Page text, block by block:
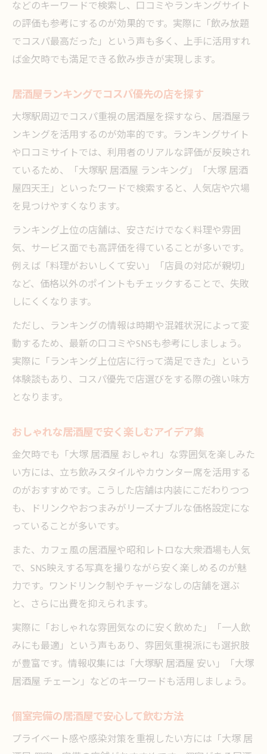
などのキーワードで検索し、口コミやランキングサイト
の評価も参考にするのが効果的です。実際に「飲み放題
でコスパ最高だった」という声も多く、上手に活用すれ
ば金欠時でも満足できる飲み歩きが実現します。
居酒屋ランキングでコスパ優先の店を探す
大塚駅周辺でコスパ重視の居酒屋を探すなら、居酒屋ラ
ンキングを活用するのが効率的です。ランキングサイト
や口コミサイトでは、利用者のリアルな評価が反映され
ているため、「大塚駅 居酒屋 ランキング」「大塚 居酒
屋四天王」といったワードで検索すると、人気店や穴場
を見つけやすくなります。
ランキング上位の店舗は、安さだけでなく料理や雰囲
気、サービス面でも高評価を得ていることが多いです。
例えば「料理がおいしくて安い」「店員の対応が親切」
など、価格以外のポイントもチェックすることで、失敗
しにくくなります。
ただし、ランキングの情報は時期や混雑状況によって変
動するため、最新の口コミやSNSも参考にしましょう。
実際に「ランキング上位店に行って満足できた」という
体験談もあり、コスパ優先で店選びをする際の強い味方
となります。
おしゃれな居酒屋で安く楽しむアイデア集
金欠時でも「大塚 居酒屋 おしゃれ」な雰囲気を楽しみた
い方には、立ち飲みスタイルやカウンター席を活用する
のがおすすめです。こうした店舗は内装にこだわりつつ
も、ドリンクやおつまみがリーズナブルな価格設定にな
っていることが多いです。
また、カフェ風の居酒屋や昭和レトロな大衆酒場も人気
で、SNS映えする写真を撮りながら安く楽しめるのが魅
力です。ワンドリンク制やチャージなしの店舗を選ぶ
と、さらに出費を抑えられます。
実際に「おしゃれな雰囲気なのに安く飲めた」「一人飲
みにも最適」という声もあり、雰囲気重視派にも選択肢
が豊富です。情報収集には「大塚駅 居酒屋 安い」「大塚
居酒屋 チェーン」などのキーワードも活用しましょう。
個室完備の居酒屋で安心して飲む方法
プライベート感や感染対策を重視したい方には「大塚 居